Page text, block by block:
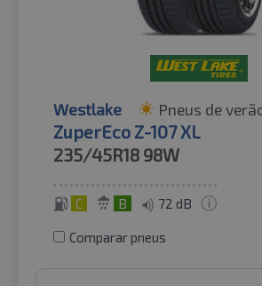
Westlake Pneus de
ZuperEco Z-107 XL
235/45R18 98W
C B 72 dB
Comparar pneus